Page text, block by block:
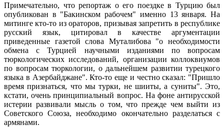
Примечательно, что репортаж о его поездке в Турцию был
опубликован в "Бакинском рабочем" именно 13 января. На
митинге кто-то из ораторов, призывая запретить в республике
русский язык, цитировал в качестве аргументации
приведенные газетой слова Муталибова "о необходимости
обмена с Турцией научными изданиями по вопросам
тюркологических исследований, организации коллоквиумов
по вопросам тюркологии, о дальнейшем развитии турецкого
языка в Азербайджане". Кто-то еще и честно сказал: "Пришло
время признаться, что мы турки, не шииты, а суниты". Это,
кстати, очень принципиальный вопрос. На фоне антирусской
истерии развивали мысль о том, что прежде чем выйти из
Советского Союза, необходимо окончательно разделаться с
армянами.